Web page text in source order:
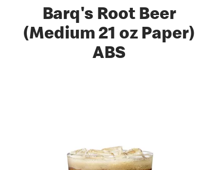
Barq's Root Beer
(Medium 21 oz Paper)
ABS